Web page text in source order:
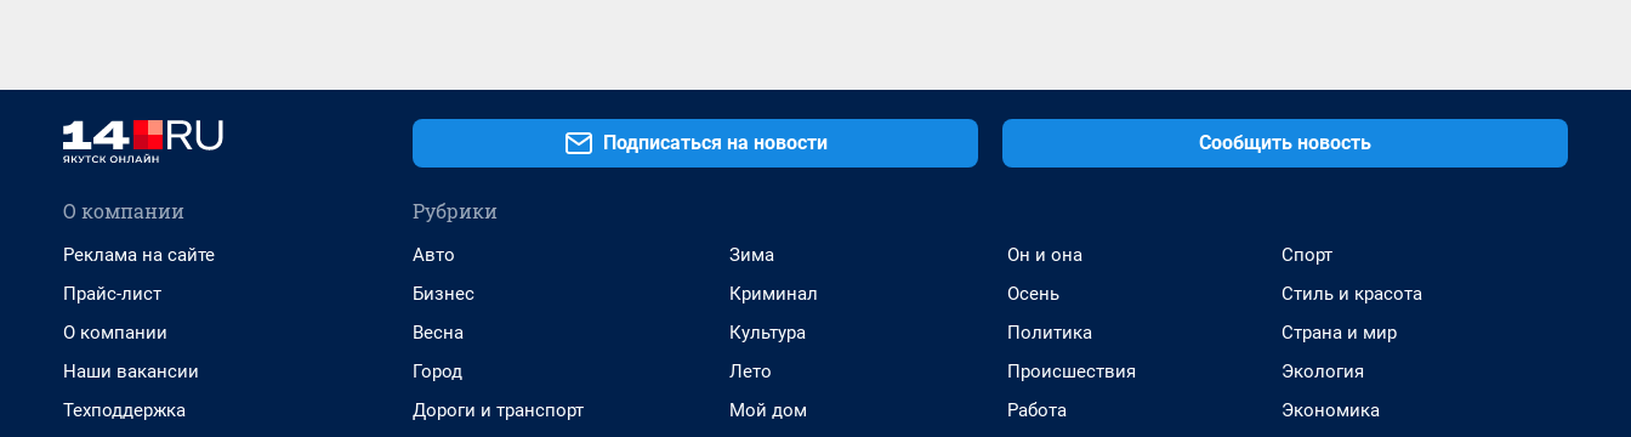
Подписаться на новости Сообщить новость
О компании
Реклама на сайте
Прайс-лист
О компании
Наши вакансии
Техподдержка
Рубрики
Авто
Бизнес
Весна
Город
Дороги и транспорт
Зима
Криминал
Культура
Лето
Мой дом
Он и она
Осень
Политика
Происшествия
Работа
Спорт
Стиль и красота
Страна и мир
Экология
Экономика